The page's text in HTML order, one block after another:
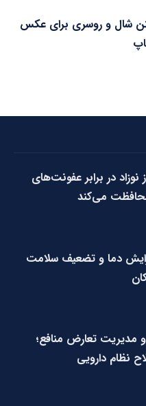
شال و روسری برای عکس
نوزاد در برابر عفونت‌های
می‌کند
دما و تضعیف سلامت
مدیریت تعارض منافع؛
نظام دارویی